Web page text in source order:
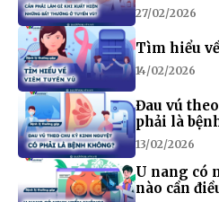
27/02/2026
Tìm hiểu
14/02/2026
Đau vú
phải là
13/02/2026
U nang có
nào cần